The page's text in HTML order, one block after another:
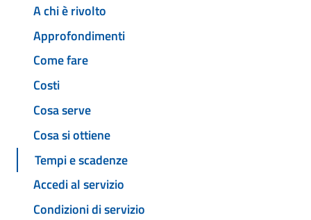
A chi è rivolto
Approfondimenti
Come fare
Costi
Cosa serve
Cosa si ottiene
Tempi e scadenze
Accedi al servizio
Condizioni di servizio